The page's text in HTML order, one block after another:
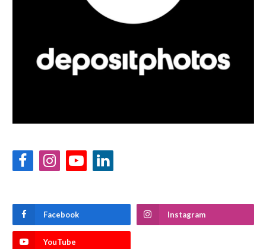
FacebookInstagramYouTubeLinkedIn
Facebook Instagram
YouTube